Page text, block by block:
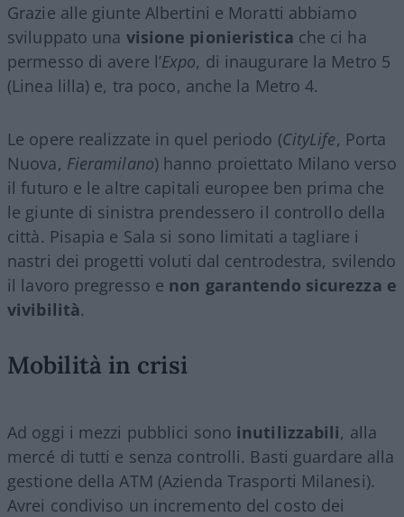
Grazie alle giunte Albertini e Moratti abbiamo
sviluppato una visione pionieristica che ci ha
permesso di avere l’Expo, di inaugurare la Metro 5
(Linea lilla) e, tra poco, anche la Metro 4.
Le opere realizzate in quel periodo (CityLife, Porta
Nuova, Fieramilano) hanno proiettato Milano verso
il futuro e le altre capitali europee ben prima che
le giunte di sinistra prendessero il controllo della
città. Pisapia e Sala si sono limitati a tagliare i
nastri dei progetti voluti dal centrodestra, svilendo
il lavoro pregresso e non garantendo sicurezza e
vivibilità.
Mobilità in crisi
Ad oggi i mezzi pubblici sono inutilizzabili, alla
mercé di tutti e senza controlli. Basti guardare alla
gestione della ATM (Azienda Trasporti Milanesi).
Avrei condiviso un incremento del costo dei